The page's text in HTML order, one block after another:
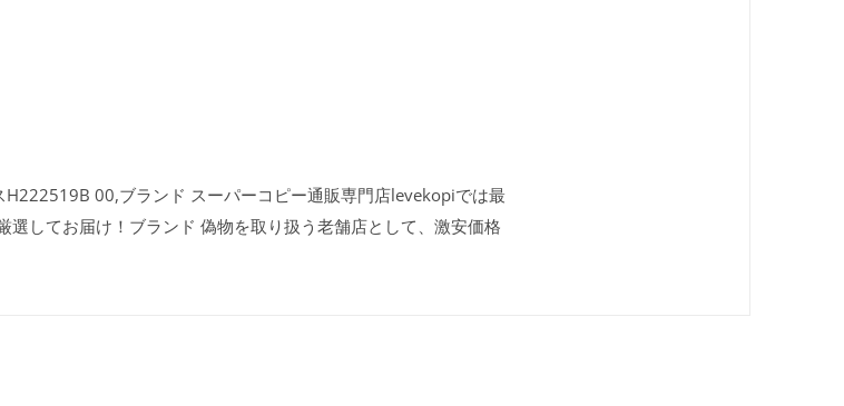
00,ブランド スーパーコピー通販専門店levekopiでは最
してお届け！ブランド 偽物を取り扱う老舗店として、激安価格